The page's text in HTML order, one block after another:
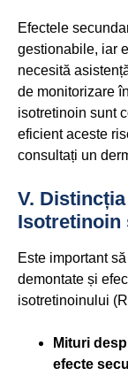
Efectele
gestionabile, iar
necesită
de monitorizare
isotretinoin sunt
eficient aceste
consultați un
V.
Isotretinoin
Este important
demontate și
isotretinoinului
Mituri
efecte